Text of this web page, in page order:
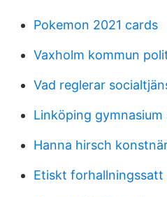
Pokemon 2021 cards
Vaxholm kommun
Vad reglerar
Linköping gymnasium
Hanna hirsch
Etiskt forhallningssatt